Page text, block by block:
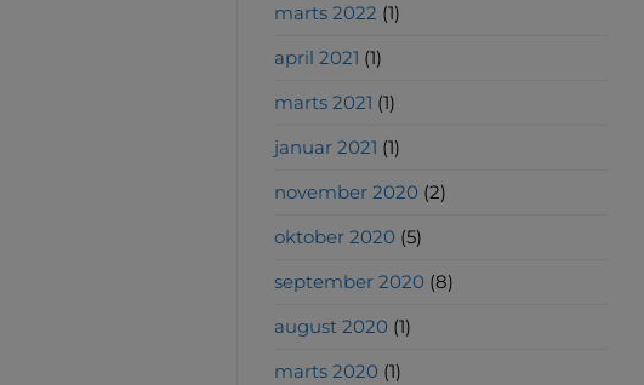
marts 2022 (1)
april 2021 (1)
marts 2021 (1)
januar 2021 (1)
november 2020 (2)
oktober 2020 (5)
september 2020 (8)
august 2020 (1)
marts 2020 (1)